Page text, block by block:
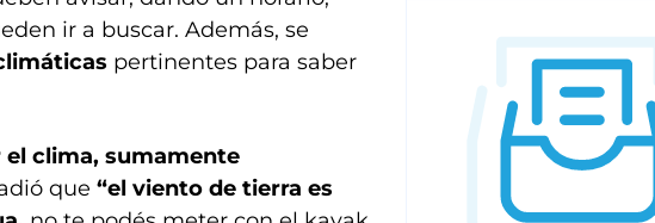
ir a buscar. Además, se
pertinentes para saber
el clima, sumamente
que “el viento de tierra es